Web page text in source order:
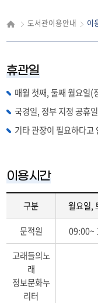
도서관이용안내 이
휴관일
매월 첫째, 둘째 월요일(
국경일, 정부 지정 공휴일
기타 관장이 필요하다고
이용시간
이
시
구분 월요일,
문적원
09:00~
고래들의노
래
정보문화누
리터